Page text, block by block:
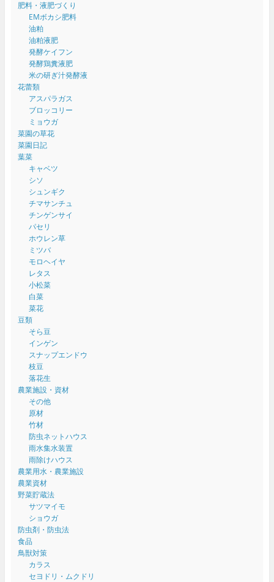
肥料・液肥づくり
EMボカシ肥料
油粕
油粕液肥
発酵ケイフン
発酵鶏糞液肥
米の研ぎ汁発酵液
花蕾類
アスパラガス
ブロッコリー
ミョウガ
菜園の草花
菜園日記
葉菜
キャベツ
シソ
シュンギク
チマサンチュ
チンゲンサイ
パセリ
ホウレン草
ミツバ
モロヘイヤ
レタス
小松菜
白菜
菜花
豆類
そら豆
インゲン
スナップエンドウ
枝豆
落花生
農業施設・資材
その他
原材
竹材
防虫ネットハウス
雨水集水装置
雨除けハウス
農業用水・農業施設
農業資材
野菜貯蔵法
サツマイモ
ショウガ
防虫剤・防虫法
食品
鳥獣対策
カラス
セヨドリ・ムクドリ